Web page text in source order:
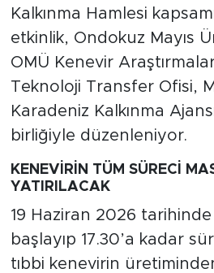
Kalkınma Hamlesi
etkinlik, Ondokuz Mayıs
OMÜ Kenevir
Teknoloji Transfer Ofisi,
Karadeniz Kalkınma
birliğiyle düzenleniyor.
KENEVİRİN TÜM SÜRECİ
YATIRILACAK
19 Haziran 2026 tarihinde
başlayıp 17.30’a kadar
tıbbi kenevirin